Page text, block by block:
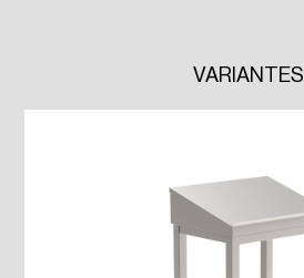
VARIANTES